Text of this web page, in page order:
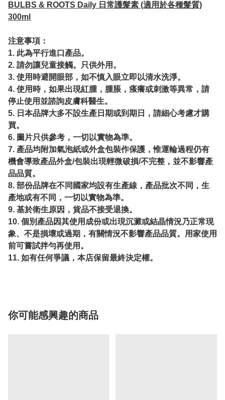
BULBS & ROOTS Daily 日常護髮素 (適用於各種髮質)
300ml
注意事項：
1. 此為平行進口產品。
2. 請勿讓兒童接觸。只供外用。
3. 使用時避開眼部，如不慎入眼立即以清水洗淨。
4. 使用時，如果出現紅腫，腫脹，瘙癢或刺激等異常，請
停止使用並諮詢皮膚科醫生。
5. 日本品牌大多不設生產日期或到期日，請細心考慮才購
買。
6. 圖片只供參考，一切以實物為準。
7. 產品均附加氣泡紙或外盒包裝作保護，惟運輪過程仍有
機會導致產品外盒/包裝出現輕微破損/不完整，並不影響產
品品質。
8. 部份品牌在不同國家均設有生產線，產品批次不同，生
產地或有不同，一切以實物為準。
9. 基於衛生原因，貨品不接受退換。
10. 個別產品因其使用成份或出現沉澱或結晶情況乃正常現
象、不是損壞或過期，有關情況不影響產品品質。用家使用
前可嘗試拌勻再使用。
11. 如有任何爭議，本店保留最終決定權。
你可能感興趣的商品